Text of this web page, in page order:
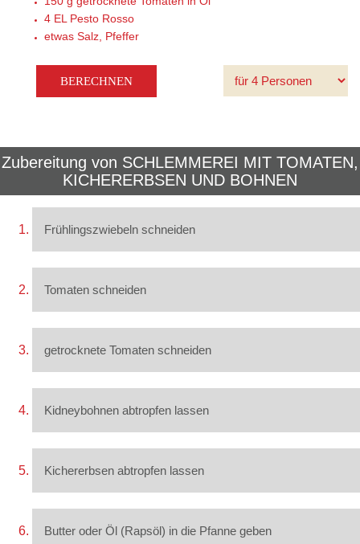
4 EL Pesto Rosso
etwas Salz, Pfeffer
Zubereitung von SCHLEMMEREI MIT TOMATEN,
KICHERERBSEN UND BOHNEN
Frühlingszwiebeln schneiden
Tomaten schneiden
getrocknete Tomaten schneiden
Kidneybohnen abtropfen lassen
Kichererbsen abtropfen lassen
Butter oder Öl (Rapsöl) in die Pfanne geben